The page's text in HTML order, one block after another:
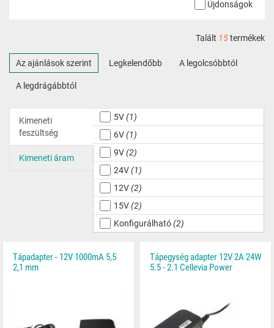
Újdonságok
Talált 15termékek
Az ajánlások szerint Legkelendőbb
A legolcsóbbtól
A legdrágábbtól
Kimeneti
feszültség
Kimeneti áram
5V(1)
6V(1)
9V(2)
24V(1)
12V(2)
15V(2)
Konfigurálható(2)
Tápadapter - 12V 1000mA 5,5
2,1 mm
Tápegység adapter 12V 2A 24W
5.5 - 2.1 Cellevia Power